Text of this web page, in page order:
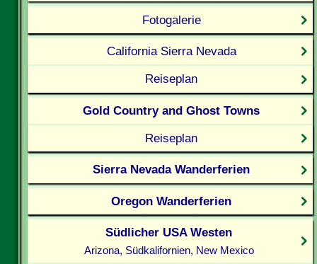
Fotogalerie
California Sierra Nevada
Reiseplan
Gold Country and Ghost Towns
Reiseplan
Sierra Nevada Wanderferien
Oregon Wanderferien
Südlicher USA Westen
Arizona, Südkalifornien, New Mexico